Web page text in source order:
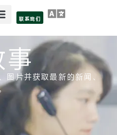
联系我们
事
图片并获取最新的新闻、